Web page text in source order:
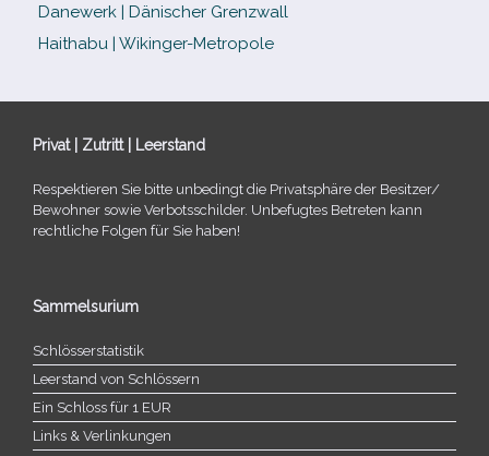
Danewerk | Dänischer Grenzwall
Haithabu | Wikinger-Metropole
Privat | Zutritt | Leerstand
Respektieren Sie bitte unbe­dingt die Privatsphäre der Besitzer/​
Bewohner sowie Verbotsschilder. Unbefugtes Betreten kann
recht­li­che Folgen für Sie haben!
Sammelsurium
Schlösserstatistik
Leerstand von Schlössern
Ein Schloss für 1 EUR
Links & Verlinkungen